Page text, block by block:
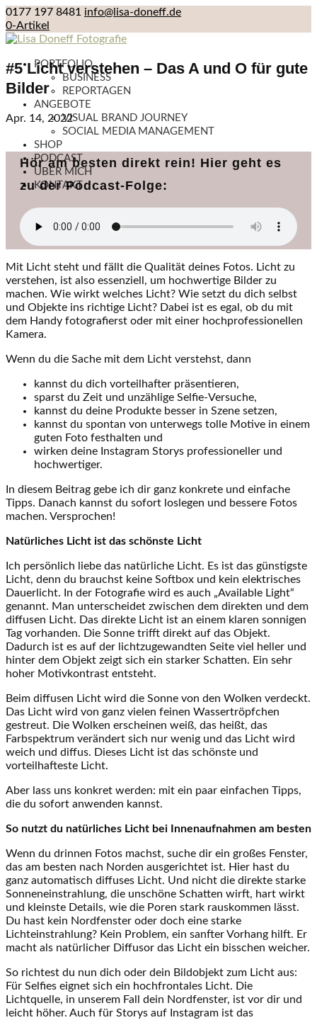
0177 197 8481 info@lisa-doneff.de
0-Artikel
PORTFOLIO
BUSINESS
REPORTAGEN
ANGEBOTE
VISUAL BRAND JOURNEY
SOCIAL MEDIA MANAGEMENT
SHOP
PODCAST
ÜBER MICH
KONTAKT
#5 Licht verstehen – Das A und O für gute
Bilder
Apr. 14, 2022
Hör am besten direkt rein! Hier geht es
zu der Podcast-Folge:
Mit Licht steht und fällt die Qualität deines Fotos. Licht zu
verstehen, ist also essenziell, um hochwertige Bilder zu
machen. Wie wirkt welches Licht? Wie setzt du dich selbst
und Objekte ins richtige Licht? Dabei ist es egal, ob du mit
dem Handy fotografierst oder mit einer hochprofessionellen
Kamera.
Wenn du die Sache mit dem Licht verstehst, dann
kannst du dich vorteilhafter präsentieren,
sparst du Zeit und unzählige Selfie-Versuche,
kannst du deine Produkte besser in Szene setzen,
kannst du spontan von unterwegs tolle Motive in einem
guten Foto festhalten und
wirken deine Instagram Storys professioneller und
hochwertiger.
In diesem Beitrag gebe ich dir ganz konkrete und einfache
Tipps. Danach kannst du sofort loslegen und bessere Fotos
machen. Versprochen!
Natürliches Licht ist das schönste Licht
Ich persönlich liebe das natürliche Licht. Es ist das günstigste
Licht, denn du brauchst keine Softbox und kein elektrisches
Dauerlicht. In der Fotografie wird es auch „Available Light“
genannt. Man unterscheidet zwischen dem direkten und dem
diffusen Licht. Das direkte Licht ist an einem klaren sonnigen
Tag vorhanden. Die Sonne trifft direkt auf das Objekt.
Dadurch ist es auf der lichtzugewandten Seite viel heller und
hinter dem Objekt zeigt sich ein starker Schatten. Ein sehr
hoher Motivkontrast entsteht.
Beim diffusen Licht wird die Sonne von den Wolken verdeckt.
Das Licht wird von ganz vielen feinen Wassertröpfchen
gestreut. Die Wolken erscheinen weiß, das heißt, das
Farbspektrum verändert sich nur wenig und das Licht wird
weich und diffus. Dieses Licht ist das schönste und
vorteilhafteste Licht.
Aber lass uns konkret werden: mit ein paar einfachen Tipps,
die du sofort anwenden kannst.
So nutzt du natürliches Licht bei Innenaufnahmen am besten
Wenn du drinnen Fotos machst, suche dir ein großes Fenster,
das am besten nach Norden ausgerichtet ist. Hier hast du
ganz automatisch diffuses Licht. Und nicht die direkte starke
Sonneneinstrahlung, die unschöne Schatten wirft, hart wirkt
und kleinste Details, wie die Poren stark rauskommen lässt.
Du hast kein Nordfenster oder doch eine starke
Lichteinstrahlung? Kein Problem, ein sanfter Vorhang hilft. Er
macht als natürlicher Diffusor das Licht ein bisschen weicher.
So richtest du nun dich oder dein Bildobjekt zum Licht aus:
Für Selfies eignet sich ein hochfrontales Licht. Die
Lichtquelle, in unserem Fall dein Nordfenster, ist vor dir und
leicht höher. Auch für Storys auf Instagram ist das